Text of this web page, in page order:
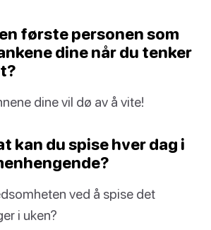
første personen som
dine når du tenker
dine vil dø av å vite!
kan du spise hver dag i
ved å spise det
i uken?